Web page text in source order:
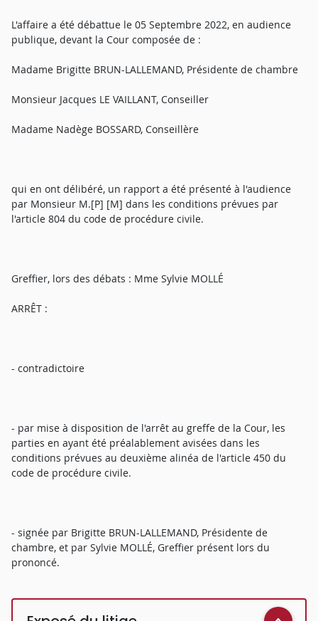
L'affaire a été débattue le 05 Septembre 2022, en audience
publique, devant la Cour composée de :
Madame Brigitte BRUN-LALLEMAND, Présidente de chambre
Monsieur Jacques LE VAILLANT, Conseiller
Madame Nadège BOSSARD, Conseillère
qui en ont délibéré, un rapport a été présenté à l'audience
par Monsieur M.[P] [M] dans les conditions prévues par
l'article 804 du code de procédure civile.
Greffier, lors des débats : Mme Sylvie MOLLÉ
ARRÊT :
- contradictoire
- par mise à disposition de l'arrêt au greffe de la Cour, les
parties en ayant été préalablement avisées dans les
conditions prévues au deuxième alinéa de l'article 450 du
code de procédure civile.
- signée par Brigitte BRUN-LALLEMAND, Présidente de
chambre, et par Sylvie MOLLÉ, Greffier présent lors du
prononcé.